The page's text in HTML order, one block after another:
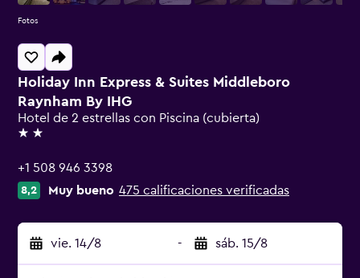
Holiday Inn Express & Suites Middleboro
Raynham By IHG
Hotel de 2 estrellas con Piscina (cubierta)
2 estrellas
+1 508 946 3398
8,2 Muy bueno 475 calificaciones verificadas
vie. 14/8 - sáb. 15/8
Fotos